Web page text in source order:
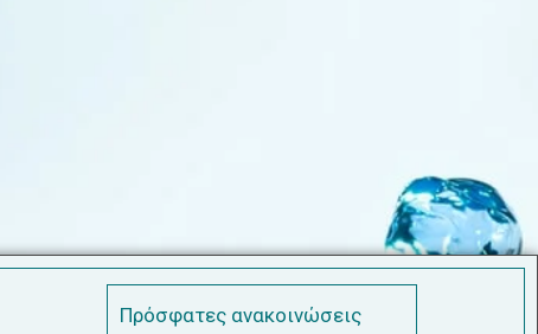
Πρόσφατες ανακοινώσεις